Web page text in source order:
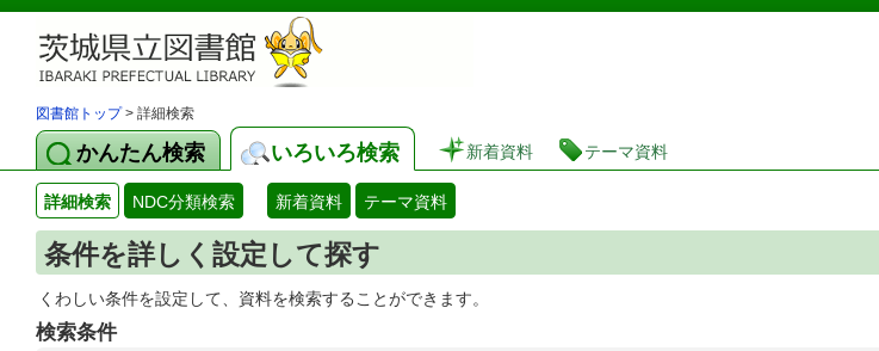
茨城県立図書館 蔵書検索・予約システム
図書館トップ> 詳細検索
かんたん検索 いろいろ検索 新着資料 テーマ資料
詳細検索 NDC分類検索 新着資料 テーマ資料
条件を詳しく設定して探す
くわしい条件を設定して、資料を検索することができます。
検索条件